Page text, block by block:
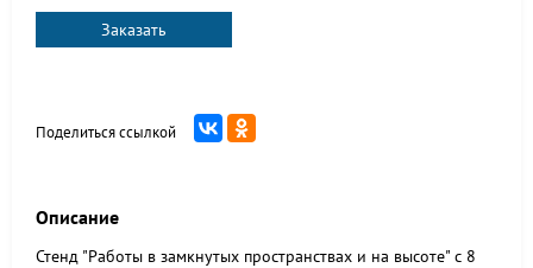
Заказать
Поделиться ссылкой
Описание
Стенд "Работы в замкнутых пространствах и на высоте" с 8